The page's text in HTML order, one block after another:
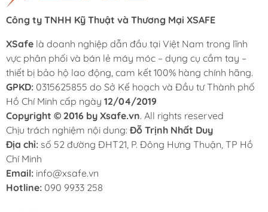
Công ty TNHH Kỹ Thuật và Thương Mại XSAFE
XSafe là doanh nghiệp dẫn đầu tại Việt Nam trong lĩnh
vực phân phối và bán lẻ máy móc – dụng cụ cầm tay –
thiết bị bảo hộ lao động, cam kết 100% hàng chính hãng.
GPKD: 0315625855 do Sở Kế hoạch và Đầu tư Thành phố
Hồ Chí Minh cấp ngày 12/04/2019
Copyright © 2016 by Xsafe.vn. All rights reserved
Chịu trách nghiệm nội dung: Đỗ Trịnh Nhất Duy
Địa chỉ: số 52 đường ĐHT21, P. Đông Hưng Thuận, TP Hồ
Chí Minh
Email: info@xsafe.vn
Hotline: 090 9933 258